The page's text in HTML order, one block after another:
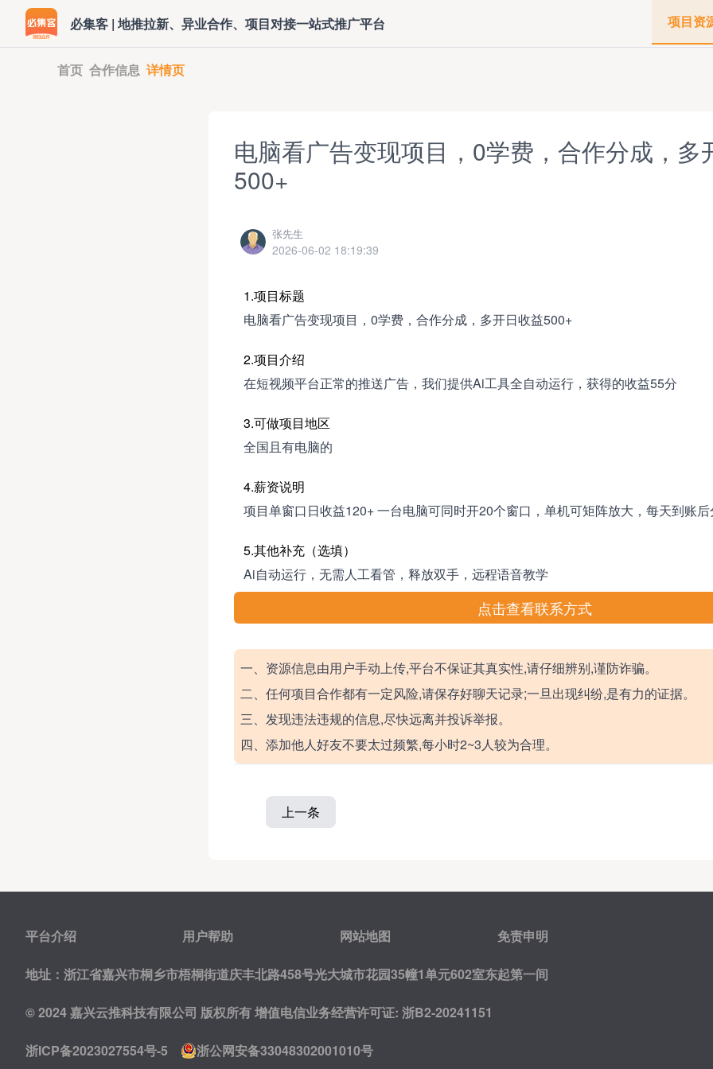
必集客 | 地推拉新、异业合作、项目对接一站式推广平台 项目资
首页 合作信息 详情页
电脑看广告变现项目，0学费，合作分成，多
500+
张先生
2026-06-02 18:19:39
1.项目标题
电脑看广告变现项目，0学费，合作分成，多开日收益500+
2.项目介绍
在短视频平台正常的推送广告，我们提供Ai工具全自动运行，获得的收益55分
3.可做项目地区
全国且有电脑的
4.薪资说明
项目单窗口日收益120+ 一台电脑可同时开20个窗口，单机可矩阵放大，每天到账
5.其他补充（选填）
Ai自动运行，无需人工看管，释放双手，远程语音教学
点击查看联系方式
一、资源信息由用户手动上传,平台不保证其真实性,请仔细辨别,谨防诈骗。
二、任何项目合作都有一定风险,请保存好聊天记录;一旦出现纠纷,是有力的证据。
三、发现违法违规的信息,尽快远离并投诉举报。
四、添加他人好友不要太过频繁,每小时2~3人较为合理。
上一条
平台介绍 用户帮助 网站地图 免责申明
地址：浙江省嘉兴市桐乡市梧桐街道庆丰北路458号光大城市花园35幢1单元602室东起第一间
© 2024 嘉兴云推科技有限公司 版权所有增值电信业务经营许可证: 浙B2-20241151
浙ICP备2023027554号-5 浙公网安备33048302001010号